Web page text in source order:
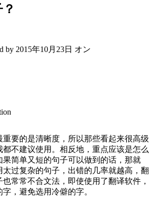
by 2015年10月23日 オン
重要的是清晰度，所以那些看起来很高级
不建议使用。相反地，重点应该是怎么
果简单又短的句子可以做到的话，那就
太过复杂的句子，出错的几率就越高，翻
常常不合文法，即使使用了翻译软件，
，避免选用冷僻的字。